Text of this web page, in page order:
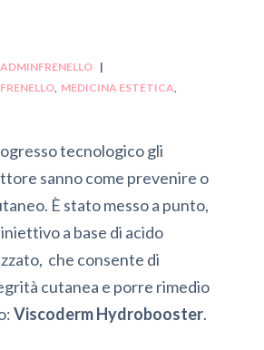
ADMINFRENELLO
MEDICINA ESTETICA
tecnologico gli
sanno come prevenire o
È stato messo a punto,
a base di acido
che consente di
cutanea e porre rimedio
Viscoderm Hydrobooster.